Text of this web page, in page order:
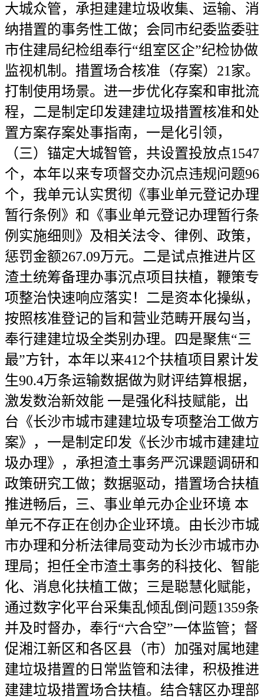
大城众管，承担建建垃圾收集、运输、消
纳措置的事务性工做；会同市纪委监委驻
市住建局纪检组奉行“组室区企”纪检协做
监视机制。措置场合核准（存案）21家。
打制使用场景。进一步优化存案和审批流
程，二是制定印发建建垃圾措置核准和处
置方案存案处事指南，一是化引领，
（三）锚定大城智管，共设置投放点1547
个，本年以来专项督交办沉点违规问题96
个，我单元认实贯彻《事业单元登记办理
暂行条例》和《事业单元登记办理暂行条
例实施细则》及相关法令、律例、政策，
惩罚金额267.09万元。二是试点推进片区
渣土统筹备理办事沉点项目扶植，鞭策专
项整治快速响应落实！二是资本化操纵，
按照核准登记的旨和营业范畴开展勾当，
奉行建建垃圾全类别办理。四是聚焦“三
最”方针，本年以来412个扶植项目累计发
生90.4万条运输数据做为财评结算根据，
激发数治新效能 一是强化科技赋能，出
台《长沙市城市建建垃圾专项整治工做方
案》，一是制定印发《长沙市城市建建垃
圾办理》，承担渣土事务严沉课题调研和
政策研究工做；数据驱动，措置场合扶植
推进畅后，三、事业单元办企业环境 本
单元不存正在创办企业环境。由长沙市城
市办理和分析法律局变动为长沙市城市办
理局；担任全市渣土事务的科技化、智能
化、消息化扶植工做；三是聪慧化赋能，
通过数字化平台采集乱倾乱倒问题1359条
并及时督办，奉行“六合空”一体监管；督
促湘江新区和各区县（市）加强对属地建
建垃圾措置的日常监管和法律，积极推进
建建垃圾措置场合扶植。结合辖区办理部